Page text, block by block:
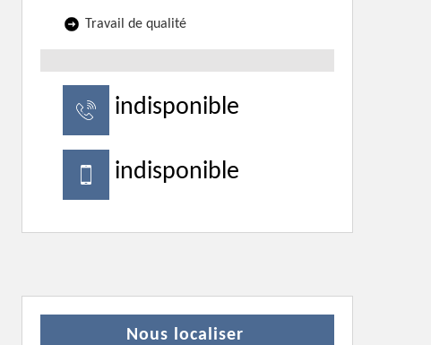
Travail de qualité
indisponible
indisponible
Nous localiser